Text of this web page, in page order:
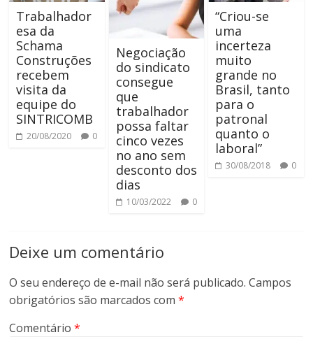
Trabalhador
esa da
Schama
Construções
recebem
visita da
equipe do
SINTRICOMB
20/08/2020 0
Negociação
do sindicato
consegue
que
trabalhador
possa faltar
cinco vezes
no ano sem
desconto dos
dias
10/03/2022 0
“Criou-se
uma
incerteza
muito
grande no
Brasil, tanto
para o
patronal
quanto o
laboral”
30/08/2018 0
Deixe um comentário
O seu endereço de e-mail não será publicado. Campos
obrigatórios são marcados com*
Comentário*